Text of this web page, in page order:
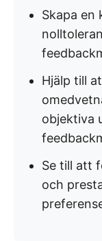
Skapa en
Hjälp till
objektiva
Se till att
och